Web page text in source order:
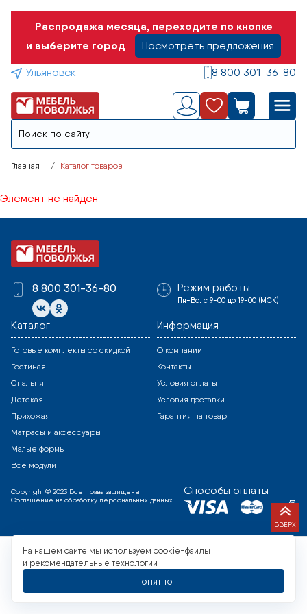
Распродажа месяца, переходите по кнопке
и выберите город
Посмотреть предложения
Ульяновск 8 800 301-36-80
Главная Каталог товаров
Элемент не найден
8 800 301-36-80 Режим работы
Пн-Вс: с 9-00 до 19-00 (МСК)
Каталог
Готовые комплекты со скидкой
Гостиная
Спальня
Детская
Прихожая
Матрасы и аксессуары
Малые формы
Все модули
Информация
О компании
Контакты
Условия оплаты
Условия доставки
Гарантия на товар
Copyright © 2023 Все права защищены
Соглашение на обработку персональных данных
Способы оплаты
ВВЕРХ
На нашем сайте мы используем cookie-файлы
и рекомендательные технологии
Понятно